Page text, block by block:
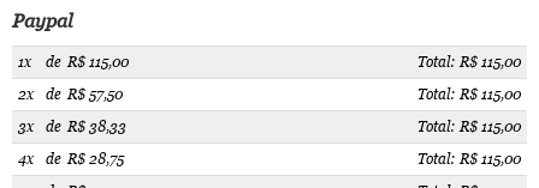
Paypal
1x de R$ 115,00
Total: R$ 115,00
2x
de R$ 57,50
Total: R$ 115,00
3x
de R$ 38,33
Total: R$ 115,00
4x
de R$ 28,75
Total: R$ 115,00